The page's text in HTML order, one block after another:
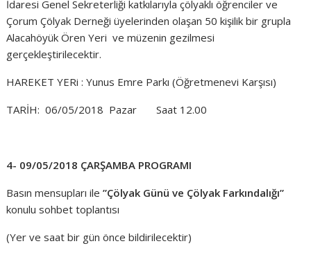
İdaresi Genel Sekreterliği katkılarıyla çölyaklı öğrenciler ve
Çorum Çölyak Derneği üyelerinden olaşan 50 kişilik bir grupla
Alacahöyük Ören Yeri ve müzenin gezilmesi
gerçekleştirilecektir.
HAREKET YERi : Yunus Emre Parkı (Öğretmenevi Karşısı)
TARİH: 06/05/2018 Pazar Saat 12.00
4- 09/05/2018 ÇARŞAMBA PROGRAMI
Basın mensupları ile ”Çölyak Günü ve Çölyak Farkındalığı”
konulu sohbet toplantısı
(Yer ve saat bir gün önce bildirilecektir)